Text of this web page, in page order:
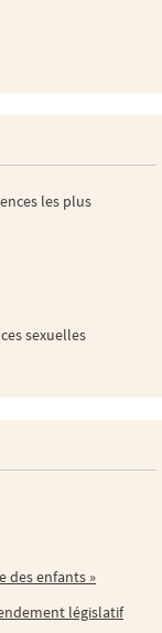
les plus
sexuelles
des enfants »
législatif